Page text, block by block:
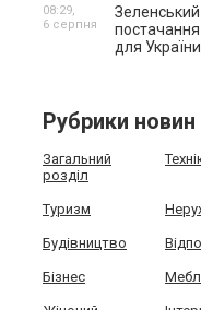
для України
08:29,
6 серпня
Рубрики новин
Загальний
розділ
Туризм
Будівництво
Бізнес